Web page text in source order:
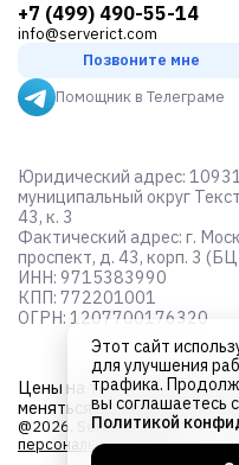
Этот сайт
для улучшения
трафика. Продолжая использование,
вы соглашаетесь
+7 (499) 490-55-14
info@serverict.com
Позвоните мне
Помощник в Телеграме
Юридический адрес:
муниципальный округ
43, к. 3
Фактический адрес: г.
проспект, д. 43, корп. 3
ИНН: 9715383990
КПП: 772201001
ОГРН: 1207700176320
Цены на товары не
меняться в зависимости от
@2026. Server ICT. Все
персональных данных